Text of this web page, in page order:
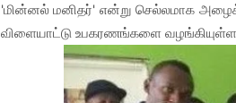
'மின்னல் மனிதர்' என்று செல்லமாக
விளையாட்டு உபகரணங்களை